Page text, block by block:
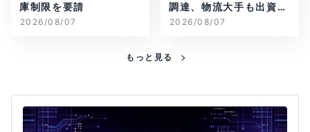
庫制限を要請
2026/08/07
調達、物流大手も出資参
画
2026/08/07
もっと見る